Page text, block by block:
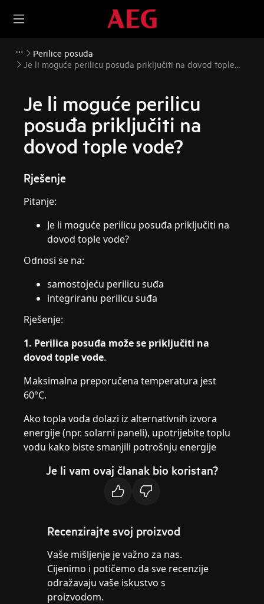
Perilice posuđa
Je li moguće perilicu posuđa priključiti na dovod tople
Je li moguće perilicu
posuđa priključiti na
dovod tople vode?
Rješenje
Pitanje:
Je li moguće perilicu posuđa priključiti na
dovod tople vode?
Odnosi se na:
samostojeću perilicu suđa
integriranu perilicu suđa
Rješenje:
1. Perilica posuđa može se priključiti na
dovod tople vode.
Maksimalna preporučena temperatura jest
60°C.
Ako topla voda dolazi iz alternativnih izvora
energije (npr. solarni paneli), upotrijebite toplu
vodu kako biste smanjili potrošnju energije
Je li vam ovaj članak bio koristan?
Recenzirajte svoj proizvod
Vaše mišljenje je važno za nas.
Cijenimo i potičemo da sve recenzije
odražavaju vaše iskustvo s
proizvodom.